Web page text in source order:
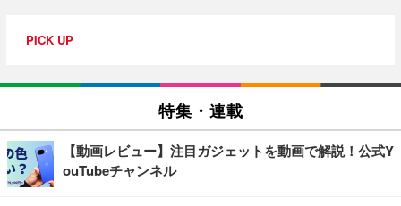
PICK UP
特集・連載
【動画レビュー】注目ガジェットを動画で解説！公式Y
ouTubeチャンネル